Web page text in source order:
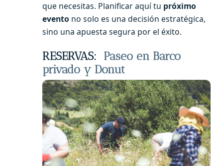
que necesitas. Planificar aquí tu próximo
evento no solo es una decisión estratégica,
sino una apuesta segura por el éxito.
RESERVAS: Paseo en Barco
privado y Donut